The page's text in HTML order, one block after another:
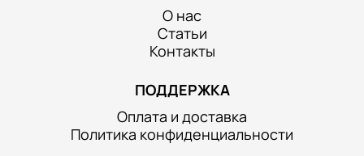
О нас
Статьи
Контакты
ПОДДЕРЖКА
Оплата и доставка
Политика конфиденциальности